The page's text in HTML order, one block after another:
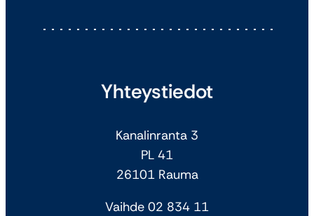
Yhteystiedot
Kanalinranta 3
PL 41
26101 Rauma
Vaihde 02 834 11